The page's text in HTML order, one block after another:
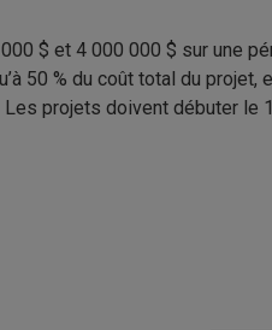
$ et 4 000 000 $ sur une
50 % du coût total du projet,
Les projets doivent débuter le